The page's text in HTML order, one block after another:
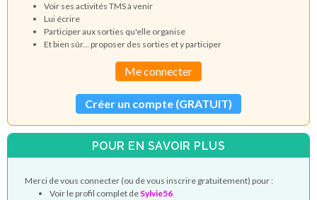
Voir ses activités TMS à venir
Lui écrire
Participer aux sorties qu'elle organise
Et bien sûr... proposer des sorties et y participer
Me connecter
Créer un compte (GRATUIT)
POUR EN SAVOIR PLUS
Merci de vous connecter (ou de vous inscrire gratuitement) pour :
Voir le profil complet de Sylvie56